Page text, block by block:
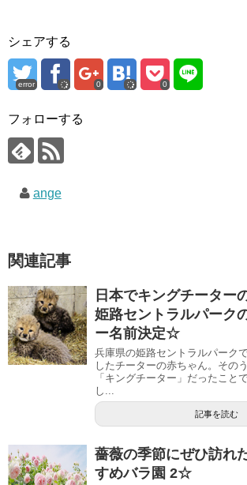
シェアする
error 0 0
フォローする
ange
関連記事
日本でキングチーター
姫路セントラルパーク
ー名前決定☆
兵庫県の姫路セントラルパーク
したチーターの赤ちゃん。その
「キングチーター」だったこと
し...
記事を読む
薔薇の季節にぜひ訪れ
すめバラ園 2☆